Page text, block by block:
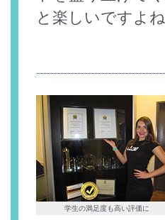
と楽しいですよね
学生の満足度も高い評価に